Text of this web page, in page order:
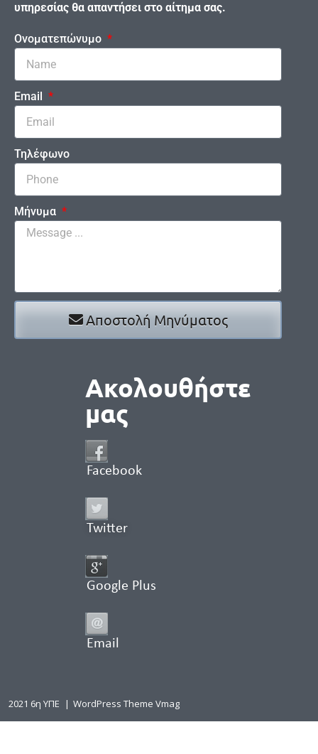
υπηρεσίας θα απαντήσει στο αίτημα σας.
Ονοματεπώνυμο
Email
Τηλέφωνο
Μήνυμα
Αποστολή Μηνύματος
Ακολουθήστε
μας
Facebook
Twitter
Google Plus
Email
2021 6η ΥΠΕ | WordPress Theme Vmag